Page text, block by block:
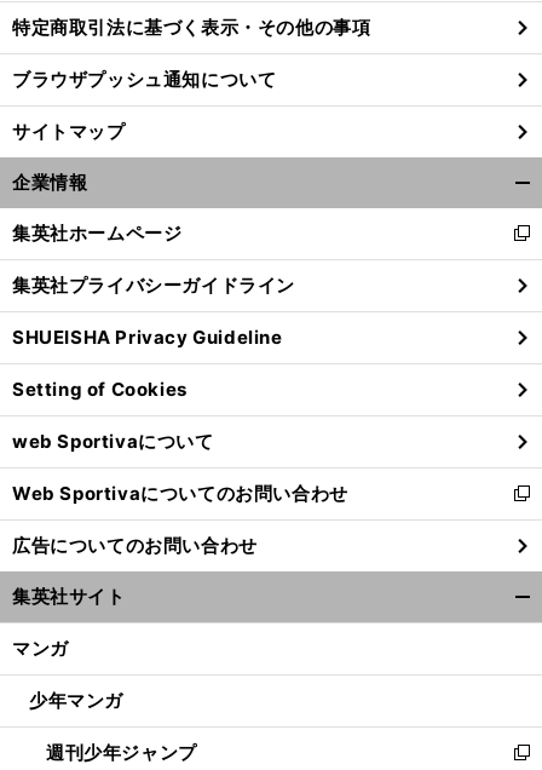
特定商取引法に基づく表示・その他の事項
ブラウザプッシュ通知について
サイトマップ
企業情報
閉
る
集英社ホームページ
新
し
い
ウ
ィ
ン
ド
ウ
で
開
く
集英社プライバシーガイドライン
SHUEISHA Privacy Guideline
Setting of Cookies
web Sportivaについて
Web Sportivaについてのお問い合わせ
新
し
い
ウ
ィ
ン
ウ
開
く
広告についてのお問い合わせ
集英社サイト
マンガ
少年マンガ
週刊少年ジャンプ
新